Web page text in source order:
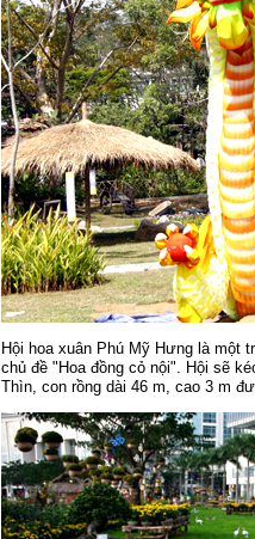
Hội hoa xuân Phú Mỹ Hưng là một
chủ đề "Hoa đồng cỏ nội". Hội sẽ
Thìn, con rồng dài 46 m, cao 3 m